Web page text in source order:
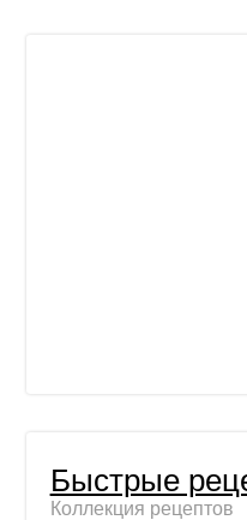
Быстрые
Коллекция рецептов